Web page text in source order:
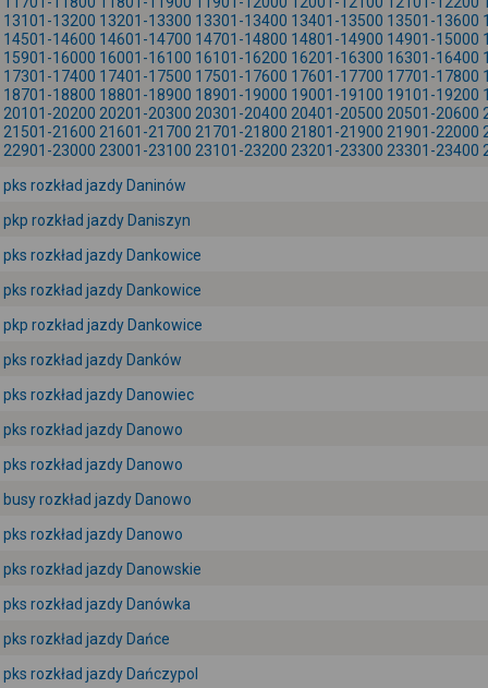
13101-13200 13201-13300 13301-13400 13401-13500 13501-13600
14501-14600 14601-14700 14701-14800 14801-14900 14901-15000
15901-16000 16001-16100 16101-16200 16201-16300 16301-16400
17301-17400 17401-17500 17501-17600 17601-17700 17701-17800
18701-18800 18801-18900 18901-19000 19001-19100 19101-19200
20101-20200 20201-20300 20301-20400 20401-20500 20501-20600
21501-21600 21601-21700 21701-21800 21801-21900 21901-22000
22901-23000 23001-23100 23101-23200 23201-23300 23301-23400
pks rozkład jazdy Daninów
pkp rozkład jazdy Daniszyn
pks rozkład jazdy Dankowice
pks rozkład jazdy Dankowice
pkp rozkład jazdy Dankowice
pks rozkład jazdy Danków
pks rozkład jazdy Danowiec
pks rozkład jazdy Danowo
pks rozkład jazdy Danowo
busy rozkład jazdy Danowo
pks rozkład jazdy Danowo
pks rozkład jazdy Danowskie
pks rozkład jazdy Danówka
pks rozkład jazdy Dańce
pks rozkład jazdy Dańczypol